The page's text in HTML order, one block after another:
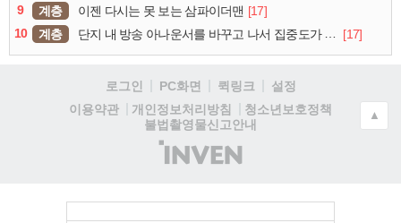
9
계층 이젠 다시는 못 보는 삼파이더맨 [17]
10
계층 단지 내 방송 아나운서를 바꾸고 나서 집중도가 확 올라갔다는 한 아파트의 안내방송 [17]
로그인 PC화면 퀵링크
설정
이용약관
개인정보처리방침
청소년보호정책
불법촬영물신고안내
(주)
인
▲